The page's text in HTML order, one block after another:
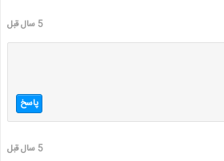
5 سال قبل
پاسخ
5 سال قبل